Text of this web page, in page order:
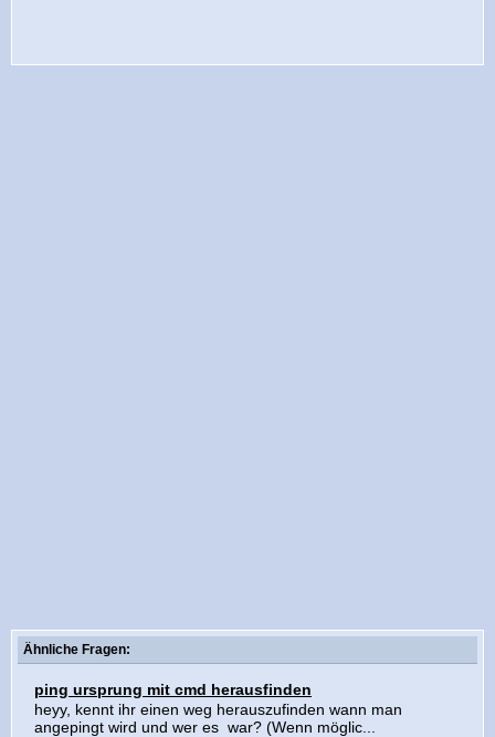
Ähnliche Fragen:
ping ursprung mit cmd herausfinden
heyy, kennt ihr einen weg herauszufinden wann man
angepingt wird und wer es war? (Wenn möglic...